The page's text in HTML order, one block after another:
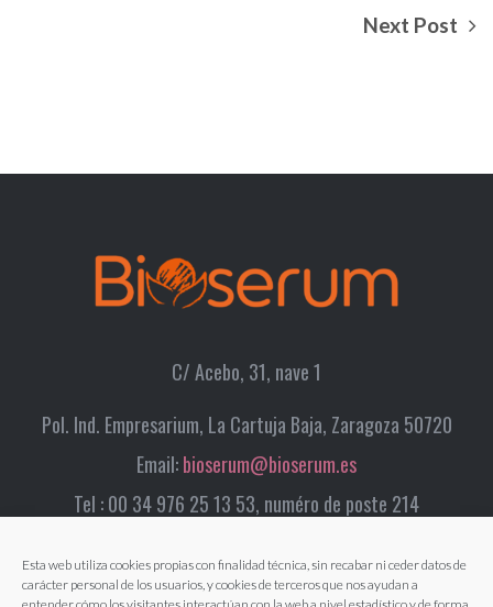
Esta web utiliza cookies propias con finalidad técnica, sin recabar ni ceder datos de
carácter personal de los usuarios, y cookies de terceros que nos ayudan a
Next Post
C/ Acebo, 31, nave 1
Pol. Ind. Empresarium, La Cartuja Baja, Zaragoza 50720
Email:bioserum@bioserum.es
Tel : 00 34 976 25 13 53, numéro de poste 214